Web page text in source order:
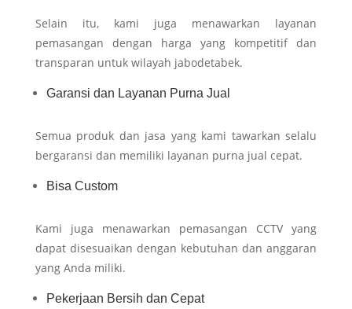
Selain itu, kami juga menawarkan layanan
pemasangan dengan harga yang kompetitif dan
transparan untuk wilayah jabodetabek.
Garansi dan Layanan Purna Jual
Semua produk dan jasa yang kami tawarkan selalu
bergaransi dan memiliki layanan purna jual cepat.
Bisa Custom
Kami juga menawarkan pemasangan CCTV yang
dapat disesuaikan dengan kebutuhan dan anggaran
yang Anda miliki.
Pekerjaan Bersih dan Cepat